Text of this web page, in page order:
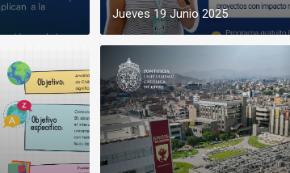
Jueves 19 Junio 2025